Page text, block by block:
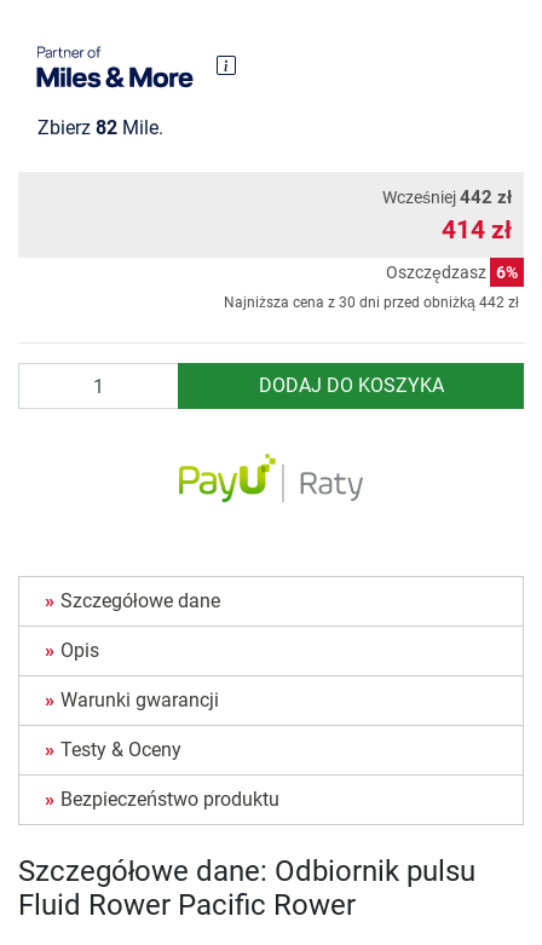
Zbierz 82 Mile.
Wcześniej442 zł
414 zł
Oszczędzasz 6%
Najniższa cena z 30 dni przed obniżką 442 zł
DODAJ DO KOSZYKA
Szczegółowe dane
Opis
Warunki gwarancji
Testy & Oceny
Bezpieczeństwo produktu
Szczegółowe dane: Odbiornik pulsu
Fluid Rower Pacific Rower